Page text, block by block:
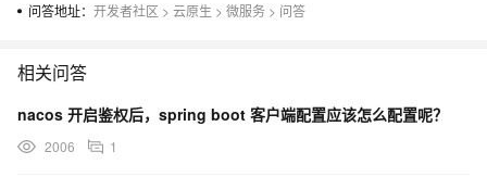
问答地址： 开发者社区 > 云原生 > 微服务 > 问答
相关问答
nacos 开启鉴权后，spring boot 客户端配置应该怎么配置呢？
2006 1